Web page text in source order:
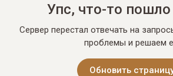
Упс, что-то пошло
Сервер перестал отвечать на
проблемы и решаем
Обновить